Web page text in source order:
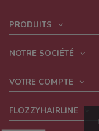
PRODUITS
NOTRE SOCIÉTÉ
VOTRE COMPTE
FLOZZYHAIRLINE